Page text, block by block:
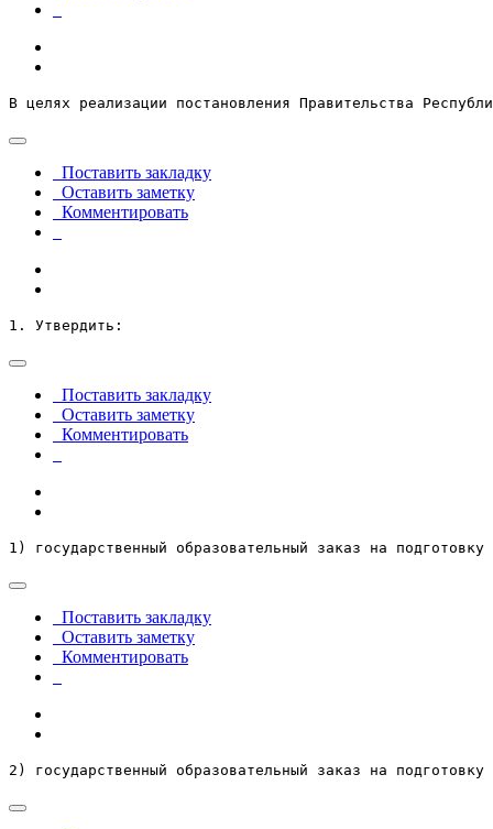
В целях реализации постановления Правительства
Поставить закладку
Оставить заметку
Комментировать
1. Утвердить:
Поставить закладку
Оставить заметку
Комментировать
1) государственный образовательный заказ на
Поставить закладку
Оставить заметку
Комментировать
2) государственный образовательный заказ на